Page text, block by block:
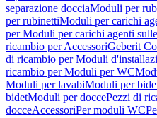
separazione docciaModuli per
per rubinettiModuli per carichi
per Moduli per carichi agenti
ricambio per AccessoriGeberit
di ricambio per Moduli
ricambio per Moduli per WC
Moduli per lavabiModuli per
bidetModuli per doccePezzi di
docceAccessoriPer moduli WC